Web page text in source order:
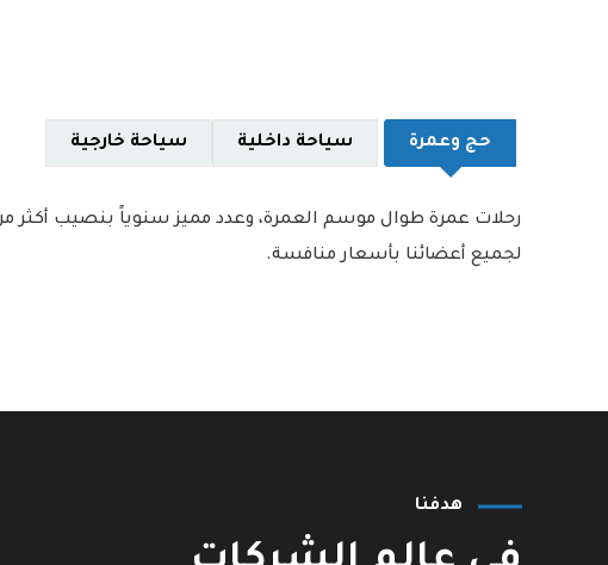
حج وعمرة سياحة داخلية سياحة خارجية
رحلات عمرة طوال موسم العمرة، وعدد مميز سنوياً بنصيب أكثر
لجميع أعضائنا بأسعار منافسة.
هدفنا